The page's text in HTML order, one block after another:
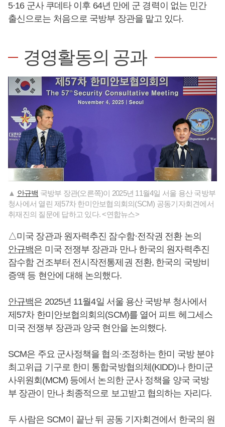
5·16 군사 쿠데타 이후 64년 만에 군 경력이 없는 민간
출신으로는 처음으로 국방부 장관을 맡고 있다.
경영활동의 공과
▲ 안규백 국방부 장관(오른쪽)이 2025년 11월4일 서울 용산 국방부
청사에서 열린 제57차 한미안보협의회의(SCM) 공동기자회견에서
취재진의 질문에 답하고 있다. <연합뉴스>
△미국 장관과 원자력추진 잠수함·전작권 전환 논의
안규백은 미국 전쟁부 장관과 만나 한국의 원자력추진
잠수함 건조부터 전시작전통제권 전환, 한국의 국방비
증액 등 현안에 대해 논의했다.
안규백은 2025년 11월4일 서울 용산 국방부 청사에서
제57차 한미안보협의회의(SCM)를 열어 피트 헤그세스
미국 전쟁부 장관과 양국 현안을 논의했다.
SCM은 주요 군사정책을 협의·조정하는 한미 국방 분야
최고위급 기구로 한미 통합국방협의체(KIDD)나 한미군
사위원회(MCM) 등에서 논의한 군사 정책을 양국 국방
부 장관이 만나 최종적으로 보고받고 협의하는 자리다.
두 사람은 SCM이 끝난 뒤 공동 기자회견에서 한국의 원